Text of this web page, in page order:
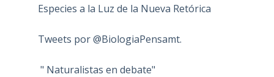
Especies a la Luz de la Nueva Retórica
Tweets por @BiologiaPensamt.
" Naturalistas en debate"